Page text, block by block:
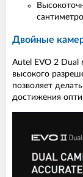
Двойные
Autel EVO 2 Dual
высокого
позволяет
достижения